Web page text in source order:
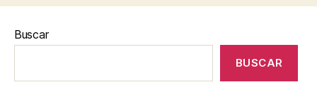
Buscar
BUSCAR